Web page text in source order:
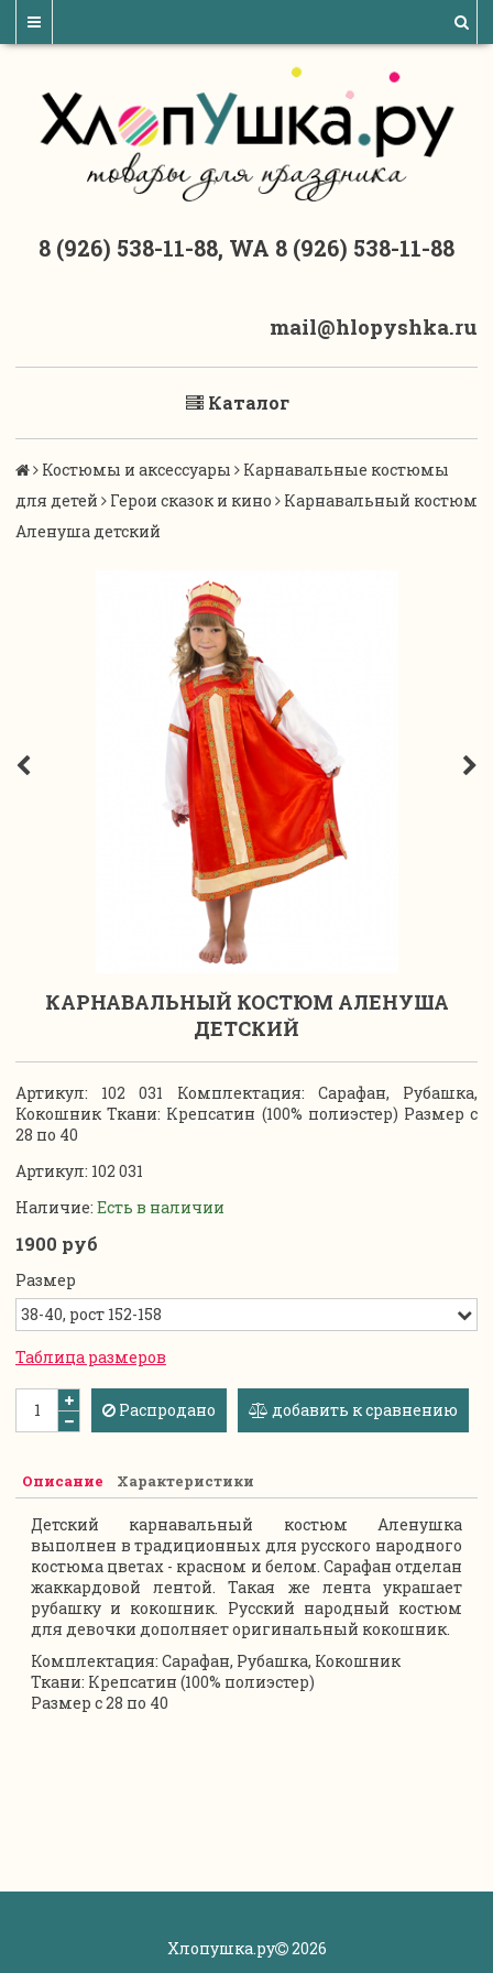
8 (926) 538-11-88, WA 8 (926) 538-11-88
mail@hlopyshka.ru
Каталог
Костюмы и аксессуары
Карнавальные костюмы
для детей
Герои сказок и кино
Карнавальный костюм
Аленуша детский
КАРНАВАЛЬНЫЙ КОСТЮМ АЛЕНУША
ДЕТСКИЙ
Артикул: 102 031 Комплектация: Сарафан, Рубашка,
Кокошник Ткани: Крепсатин (100% полиэстер) Размер с
28 по 40
Артикул: 102 031
Наличие: Есть в наличии
1900 руб
Размер
Таблица размеров
Распродано добавить к сравнению
Описание Характеристики
Детский карнавальный костюм Аленушка
выполнен в традиционных для русского народного
костюма цветах - красном и белом. Сарафан отделан
жаккардовой лентой. Такая же лента украшает
рубашку и кокошник. Русский народный костюм
для девочки дополняет оригинальный кокошник.
Комплектация: Сарафан, Рубашка, Кокошник
Ткани: Крепсатин (100% полиэстер)
Размер с 28 по 40
Хлопушка.ру 2026